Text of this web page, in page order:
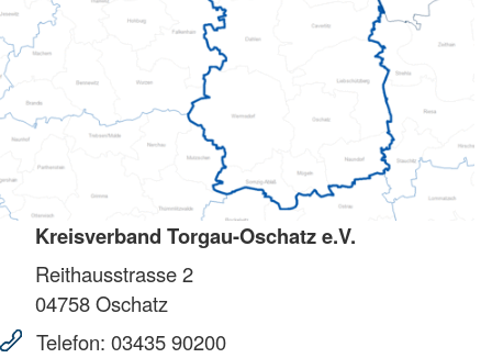
Kreisverband Torgau-Oschatz e.V.
Reithausstrasse 2
04758Oschatz
Telefon: 03435 90200